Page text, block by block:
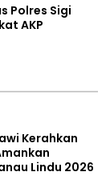
Polres Sigi
AKP
Kerahkan
Lindu 2026